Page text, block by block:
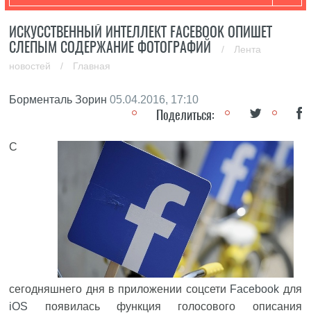
ИСКУССТВЕННЫЙ ИНТЕЛЛЕКТ FACEBOOK ОПИШЕТ
СЛЕПЫМ СОДЕРЖАНИЕ ФОТОГРАФИЙ
/
Лента
новостей
/ Главная
Борменталь Зорин 05.04.2016, 17:10
Поделиться:
С
сегодняшнего дня в приложении соцсети Facebook для
iOS появилась функция голосового описания